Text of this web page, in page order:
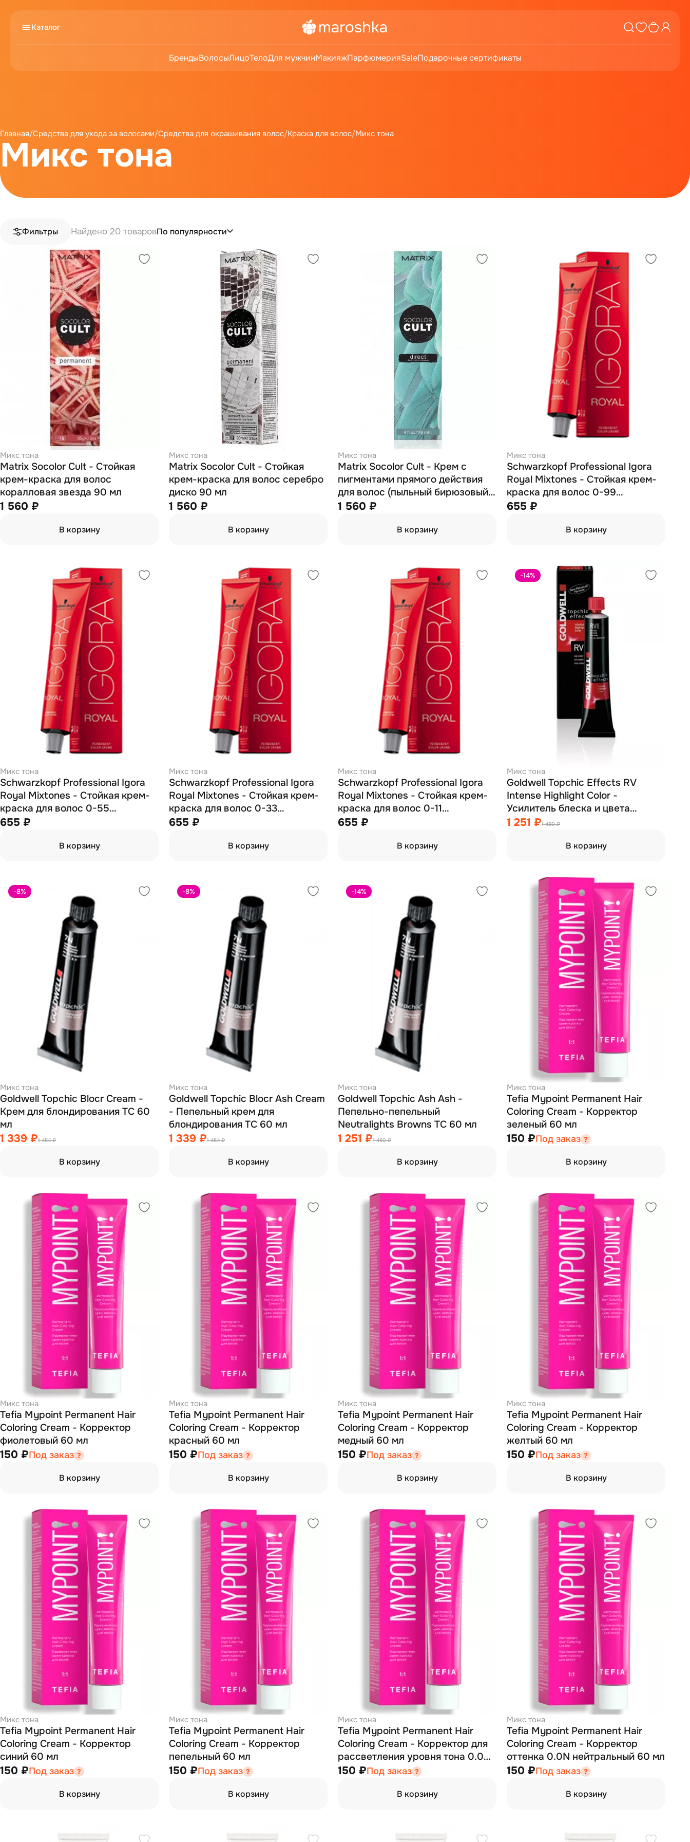
Каталог
БрендыВолосыЛицоТелоДля мужчинМакияжПарфюмерияSaleПодарочные сертификаты
Главная/Средства для ухода за волосами/Средства для окрашивания волос/Краска для волос/Микс тона
Микс тона
Фильтры Найдено 20 товаровПо популярности
Микс тона
Matrix Socolor Cult - Стойкая
крем-краска для волос
коралловая звезда 90 мл
1 560 ₽
В корзину
Микс тона
Matrix Socolor Cult - Стойкая
крем-краска для волос серебро
диско 90 мл
1 560 ₽
В корзину
Микс тона
Matrix Socolor Cult - Крем с
пигментами прямого действия
для волос (пыльный бирюзовый)
118 мл
1 560 ₽
В корзину
Микс тона
Schwarzkopf Professional Igora
Royal Mixtones - Стойкая крем-
краска для волос 0-99
фиолетовый 60 мл
655 ₽
В корзину
Микс тона
Schwarzkopf Professional Igora
Royal Mixtones - Стойкая крем-
краска для волос 0-55
золотистый 60 мл
655 ₽
В корзину
Микс тона
Schwarzkopf Professional Igora
Royal Mixtones - Стойкая крем-
краска для волос 0-33
антикрасный 60 мл
655 ₽
В корзину
Микс тона
Schwarzkopf Professional Igora
Royal Mixtones - Стойкая крем-
краска для волос 0-11
антижелтый 60 мл
655 ₽
В корзину
-14%
Микс тона
Goldwell Topchic Effects RV
Intense Highlight Color -
Усилитель блеска и цвета
красно-фиолетовый 60 мл
1 251 ₽1 450 ₽
В корзину
-8%
Микс тона
Goldwell Topchic Blocr Cream -
Крем для блондирования TC 60
мл
1 339 ₽1 454 ₽
В корзину
-8%
Микс тона
Goldwell Topchic Blocr Ash Cream
- Пепельный крем для
блондирования TC 60 мл
1 339 ₽1 454 ₽
В корзину
-14%
Микс тона
Goldwell Topchic Ash Ash -
Пепельно-пепельный
Neutralights Browns TC 60 мл
1 251 ₽1 450 ₽
В корзину
Микс тона
Tefia Mypoint Permanent Hair
Coloring Cream - Корректор
зеленый 60 мл
150 ₽Под заказ
В корзину
Микс тона
Tefia Mypoint Permanent Hair
Coloring Cream - Корректор
фиолетовый 60 мл
150 ₽Под заказ
В корзину
Микс тона
Tefia Mypoint Permanent Hair
Coloring Cream - Корректор
красный 60 мл
150 ₽Под заказ
В корзину
Микс тона
Tefia Mypoint Permanent Hair
Coloring Cream - Корректор
медный 60 мл
150 ₽Под заказ
В корзину
Микс тона
Tefia Mypoint Permanent Hair
Coloring Cream - Корректор
желтый 60 мл
150 ₽Под заказ
В корзину
Микс тона
Tefia Mypoint Permanent Hair
Coloring Cream - Корректор
синий 60 мл
150 ₽Под заказ
В корзину
Микс тона
Tefia Mypoint Permanent Hair
Coloring Cream - Корректор
пепельный 60 мл
150 ₽Под заказ
В корзину
Микс тона
Tefia Mypoint Permanent Hair
Coloring Cream - Корректор для
рассветления уровня тона 0.0A
60 мл
150 ₽Под заказ
В корзину
Микс тона
Tefia Mypoint Permanent Hair
Coloring Cream - Корректор
оттенка 0.0N нейтральный 60 мл
150 ₽Под заказ
В корзину